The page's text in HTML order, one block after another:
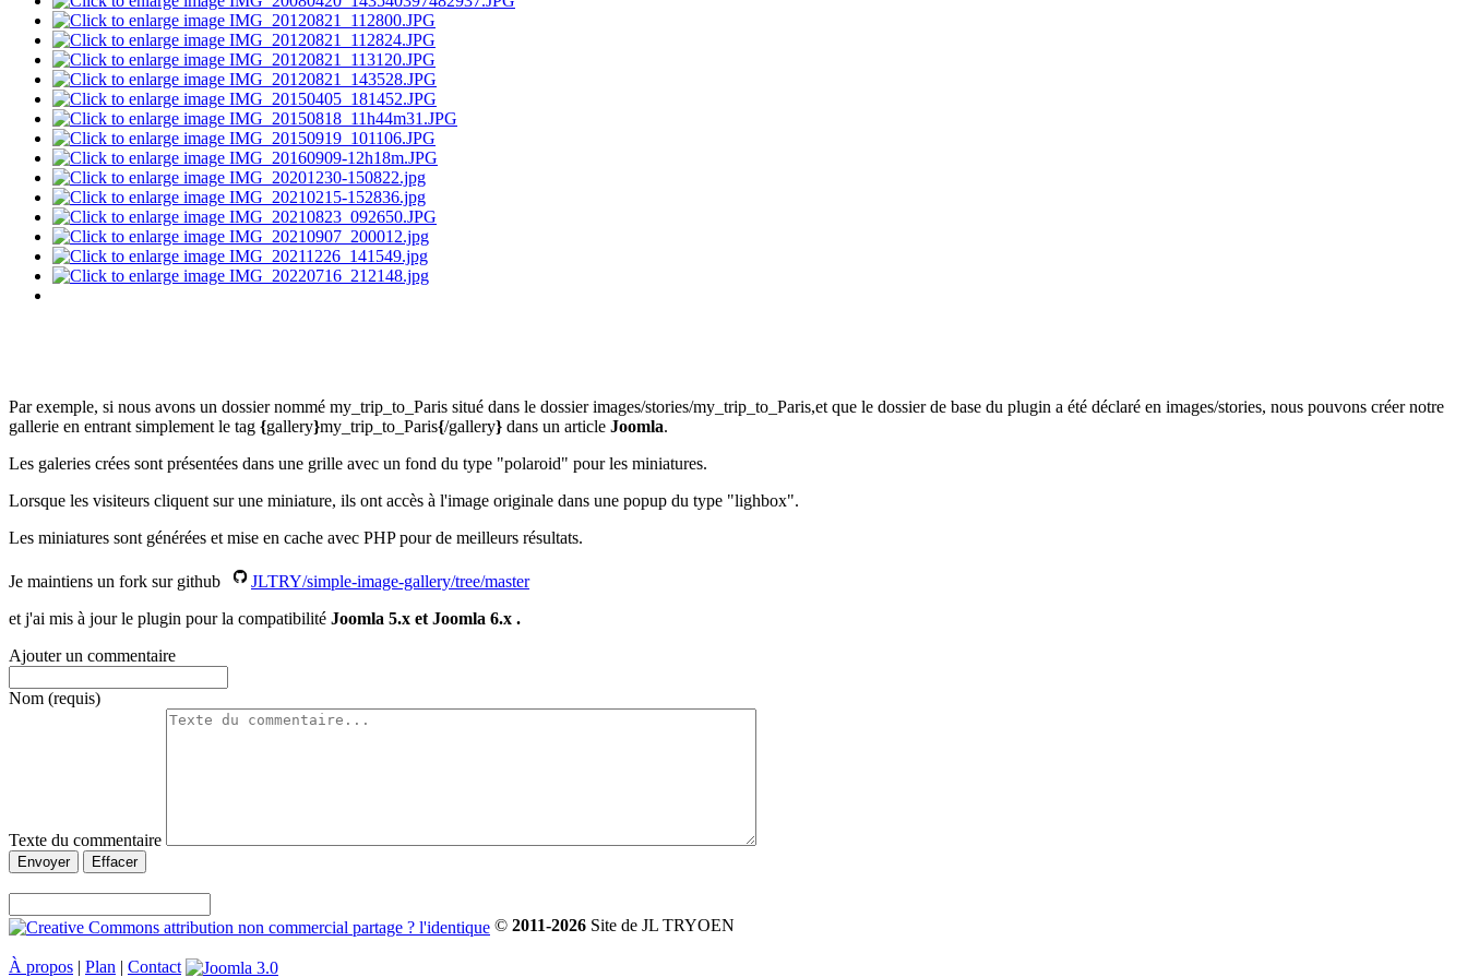
Par exemple, si nous avons un dossier nommé my_trip_to_Paris situé dans le dossier images/stories/my_trip_to_Paris,et que le dossier de base du plugin a été déclaré en images/stories, nous pouvons créer notre
gallerie en entrant simplement le tag {gallery}my_trip_to_Paris{/gallery} dans un article Joomla.
Les galeries crées sont présentées dans une grille avec un fond du type "polaroid" pour les miniatures.
Lorsque les visiteurs cliquent sur une miniature, ils ont accès à l'image originale dans une popup du type "lighbox".
Les miniatures sont générées et mise en cache avec PHP pour de meilleurs résultats.
Je maintiens un fork sur github
JLTRY/simple-image-gallery/tree/master
et j'ai mis à jour le plugin pour la compatibilité Joomla 5.x et Joomla 6.x .
Ajouter un commentaire
Nom (requis)
Texte du commentaire
Envoyer Effacer
© 2011-2026 Site de JL TRYOEN
À propos | Plan | Contact